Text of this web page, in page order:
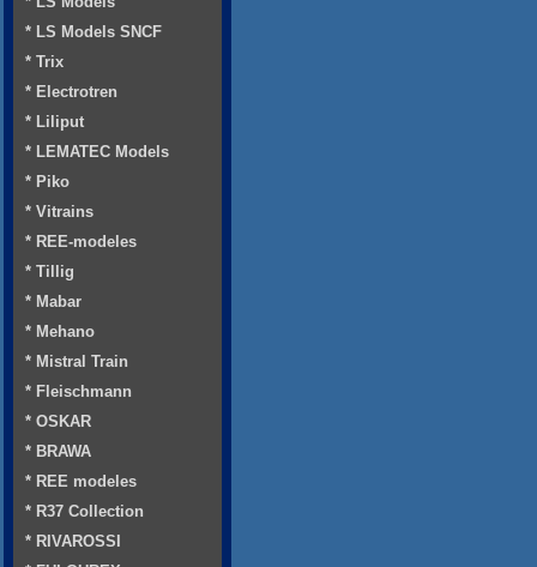
* LS Models SNCF
* Trix
* Electrotren
* Liliput
* LEMATEC Models
* Piko
* Vitrains
* REE-modeles
* Tillig
* Mabar
* Mehano
* Mistral Train
* Fleischmann
* OSKAR
* BRAWA
* REE modeles
* R37 Collection
* RIVAROSSI